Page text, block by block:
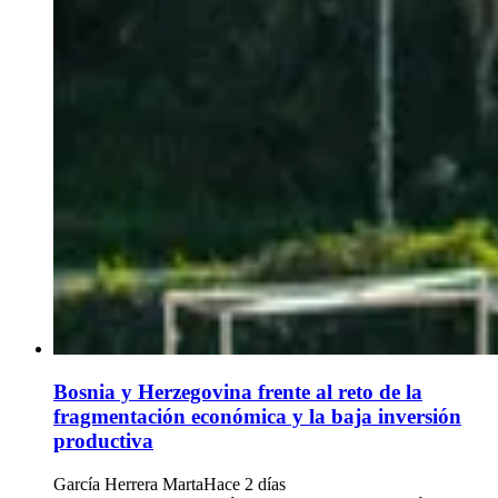
Bosnia y Herzegovina frente al reto de la
fragmentación económica y la baja inversión
productiva
García Herrera MartaHace 2 días